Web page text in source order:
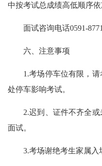
中按考试总成绩高低顺序依
面试咨询电话0591-
六、注意事项
1.考场停车位有限，
处停车影响考试。
2.迟到、证件不齐全
面试。
3.考场谢绝考生家属入